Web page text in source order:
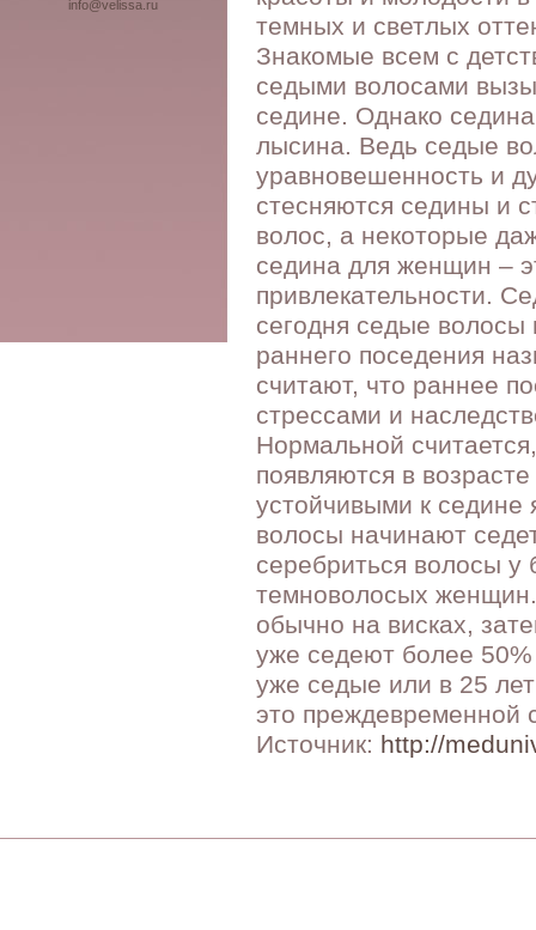
info@velissa.ru
темных и светлых
Знакомые всем с
седыми волосами
седине. Однако
лысина. Ведь седые
уравновешенность и
стесняются седины и
волос, а некоторые
седина для женщин –
привлекательности.
сегодня седые
раннего поседения
считают, что раннее
стрессами и
Нормальной
появляются в
устойчивыми к седине
волосы начинают
серебриться волосы у
темноволосых
обычно на висках,
уже седеют более
уже седые или в 25
это преждевременной
Источник: http://